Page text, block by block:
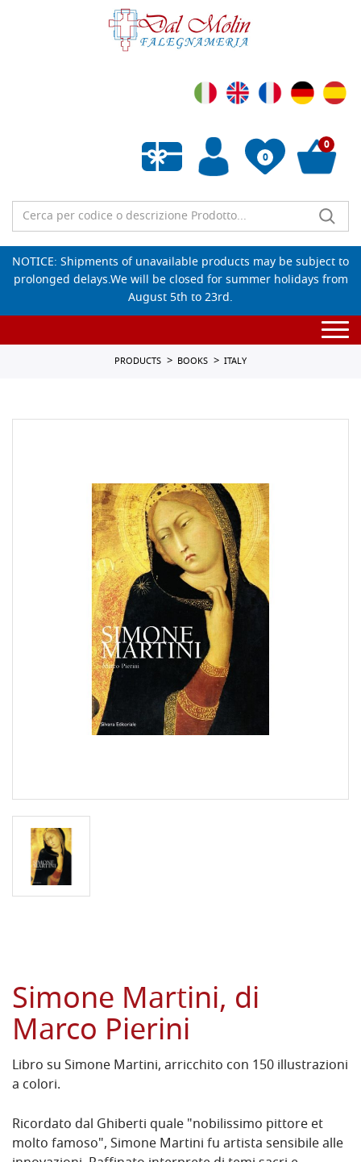
0
Empty wishlist
0
NOTICE: Shipments of unavailable products may be subject to
prolonged delays.We will be closed for summer holidays from
August 5th to 23rd.
PRODUCTS BOOKS ITALY
Simone Martini, di
Marco Pierini
Libro su Simone Martini, arricchito con 150 illustrazioni
a colori.
Ricordato dal Ghiberti quale "nobilissimo pittore et
molto famoso", Simone Martini fu artista sensibile alle